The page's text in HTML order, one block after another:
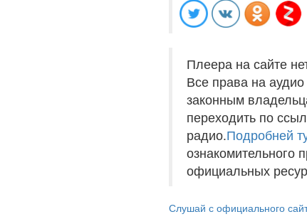
Плеера на сайте
Все права на
законным
переходить по
радио.Подробней
ознакомительного
официальных
Слушай с официального